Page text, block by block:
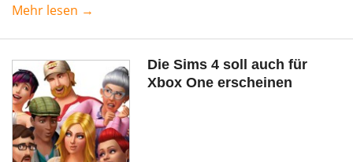
Mehr lesen →
Die Sims 4 soll auch für
Xbox One erscheinen